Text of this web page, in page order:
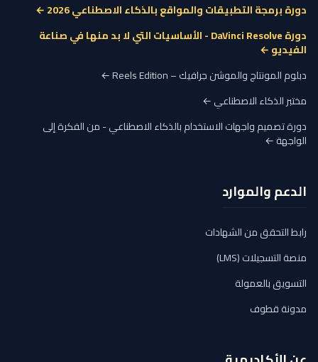
دورة برمجة التطبيقات والمواقع بالذكاء الاصطناعي 2026 ←
دورة DaVinci Resolve - الأساسيات التي لا بد منها في صناعة
الفيديو ←
دبلوم المونتاج والموشن جرافيك – Reels Edition ←
مختبر الذكاء الاصطناعي ←
دورة تصميم واجهات الاستخدام بالذكاء الاصطناعي - من الفكرة إلى
الواجهة ←
الدعم والموارد
رابط التحقق من الشهادات
منصة التسجيلات (LMS)
التسويق بالعمولة
مدونة قطوف